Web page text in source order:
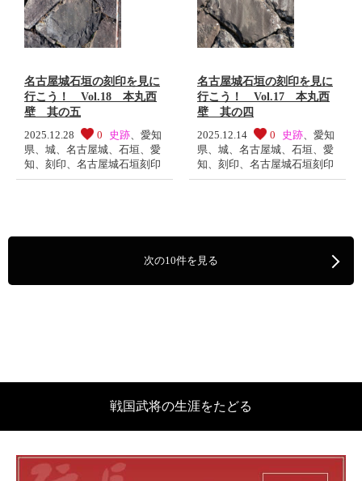
名古屋城石垣の刻印を見に
行こう！ Vol.18 本丸西
壁 其の五
2025.12.28 0 史跡、 愛知
県、 城、 名古屋城、 石垣、 愛
知、 刻印、 名古屋城石垣刻印
名古屋城石垣の刻印を見に
行こう！ Vol.17 本丸西
壁 其の四
2025.12.14 0 史跡、 愛知
県、 城、 名古屋城、 石垣、 愛
知、 刻印、 名古屋城石垣刻印
次の10件を見る
戦国武将の生涯をたどる